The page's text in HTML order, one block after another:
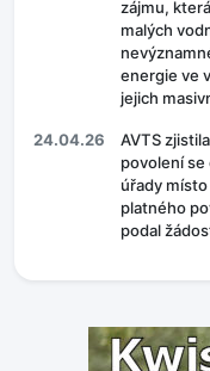
zájmu,
malých
energie ve
jejich
24.04.26
AVTS
povolení se
úřady
platného
podal